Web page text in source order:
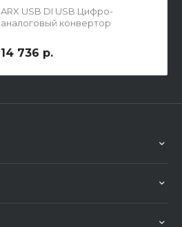
ARX USB DI USB Цифро-
аналоговый конвертор
14 736 р.